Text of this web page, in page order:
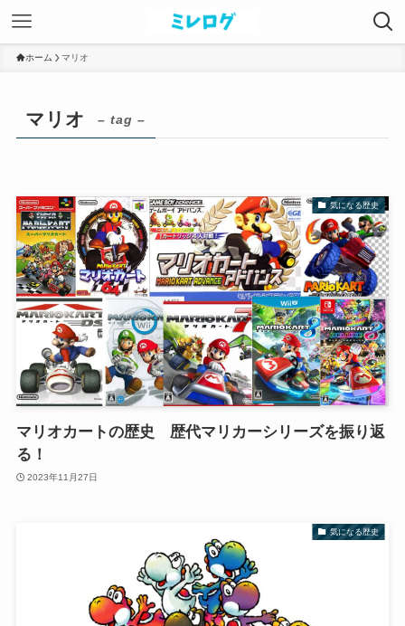
ホーム マリオ
マリオ – tag –
気になる歴史
マリオカートの歴史 歴代マリカーシリーズを振り返
る！
2023年11月27日
気になる歴史